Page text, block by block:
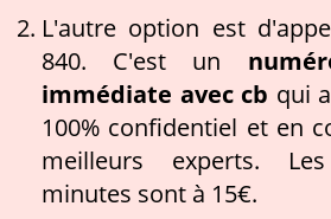
L'autre option est
840. C'est un
immédiate avec cb qui
100% confidentiel et en
meilleurs experts.
minutes sont à 15€.